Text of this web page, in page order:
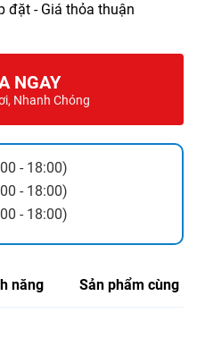
đặt - Giá thỏa thuận
NGAY
Nhanh Chóng
- 18:00)
- 18:00)
- 18:00)
năng Sản phẩm cùng